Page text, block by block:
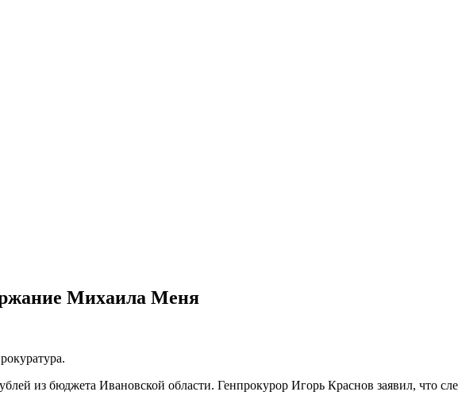
Михаила Меня
из бюджета Ивановской области. Генпрокурор Игорь Краснов заявил, что